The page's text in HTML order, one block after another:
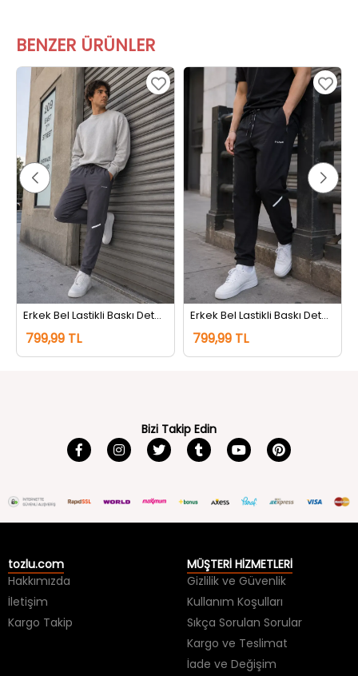
BENZER ÜRÜNLER
Erkek Bel Lastikli Baskı Detaylı Eşofman Altı Füme
799,99 TL
Erkek Bel Lastikli Baskı Detaylı Eşofman Altı Siyah
799,99 TL
Bizi Takip Edin
tozlu.com
Hakkımızda
İletişim
Kargo Takip
MÜŞTERİ HİZMETLERİ
Gizlilik ve Güvenlik
Kullanım Koşulları
Sıkça Sorulan Sorular
Kargo ve Teslimat
İade ve Değişim